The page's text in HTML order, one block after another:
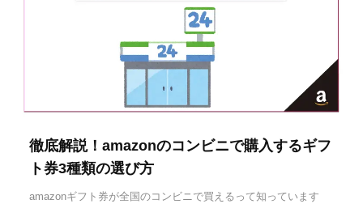
徹底解説！amazonのコンビニで購入するギフ
ト券3種類の選び方
amazonギフト券が全国のコンビニで買えるって知っています